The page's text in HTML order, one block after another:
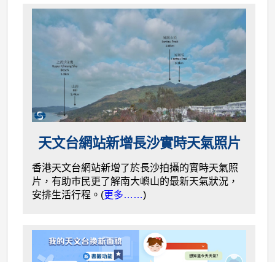
天文台網站新增長沙實時天氣照片
香港天文台網站新增了於長沙拍攝的實時天氣照
片，有助巿民更了解南大嶼山的最新天氣狀況，
安排生活行程。(更多……)